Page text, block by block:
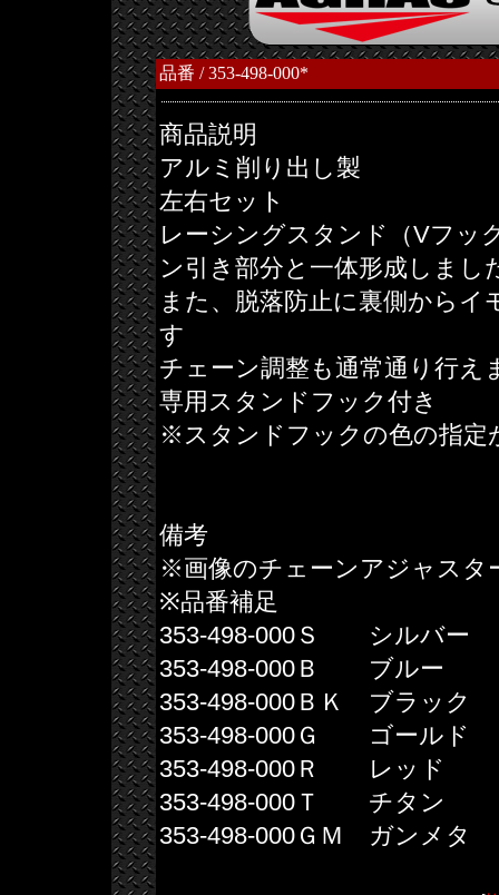
品番 / 353-498-000*
商品説明
アルミ削り出し製
左右セット
レーシングスタンド（Vフッ
ン引き部分と一体形成しまし
また、脱落防止に裏側から
す
チェーン調整も通常通り行え
専用スタンドフック付き
※スタンドフックの色の指定
備考
※画像のチェーンアジャスタ
※品番補足
353-498-000Ｓ シルバー
353-498-000Ｂ ブルー
353-498-000ＢＫ ブラック
353-498-000Ｇ ゴールド
353-498-000Ｒ レッド
353-498-000Ｔ チタン
353-498-000ＧＭ ガンメタ